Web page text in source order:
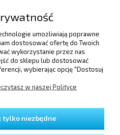
I PŁATNOŚCI
umożliwiają poprawne
dostosować ofertę do Twoich
wykorzystanie przez nas
do sklepu lub dostosować
wybierając opcję "Dostosuj
w naszej Polityce
tylko niezbędne